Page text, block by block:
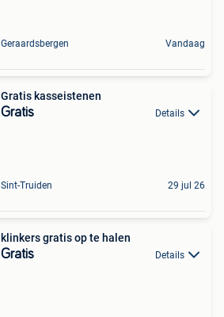
Geraardsbergen Vandaag
Gratis kasseistenen
Gratis Details
Sint-Truiden 29 jul 26
klinkers gratis op te halen
Gratis Details